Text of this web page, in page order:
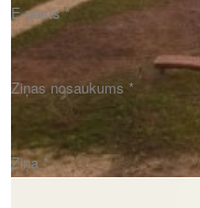
E-pasts*
Ziņas nosaukums *
Ziņa *